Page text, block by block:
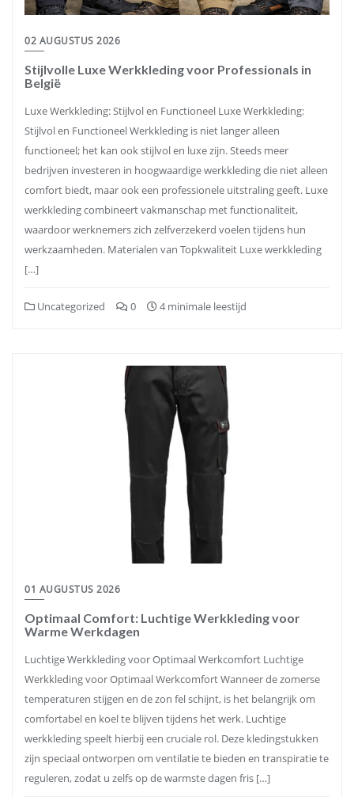
02 AUGUSTUS 2026
Stijlvolle Luxe Werkkleding voor Professionals in
België
Luxe Werkkleding: Stijlvol en Functioneel Luxe Werkkleding:
Stijlvol en Functioneel Werkkleding is niet langer alleen
functioneel; het kan ook stijlvol en luxe zijn. Steeds meer
bedrijven investeren in hoogwaardige werkkleding die niet alleen
comfort biedt, maar ook een professionele uitstraling geeft. Luxe
werkkleding combineert vakmanschap met functionaliteit,
waardoor werknemers zich zelfverzekerd voelen tijdens hun
werkzaamheden. Materialen van Topkwaliteit Luxe werkkleding
[…]
Uncategorized 0 4 minimale leestijd
01 AUGUSTUS 2026
Optimaal Comfort: Luchtige Werkkleding voor
Warme Werkdagen
Luchtige Werkkleding voor Optimaal Werkcomfort Luchtige
Werkkleding voor Optimaal Werkcomfort Wanneer de zomerse
temperaturen stijgen en de zon fel schijnt, is het belangrijk om
comfortabel en koel te blijven tijdens het werk. Luchtige
werkkleding speelt hierbij een cruciale rol. Deze kledingstukken
zijn speciaal ontworpen om ventilatie te bieden en transpiratie te
reguleren, zodat u zelfs op de warmste dagen fris […]